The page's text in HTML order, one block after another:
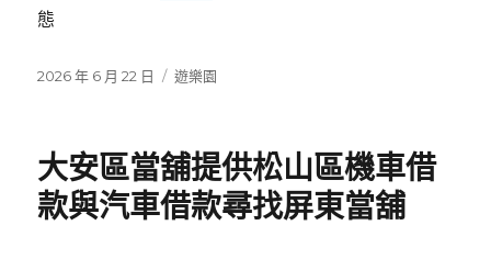
態
發
2026 年 6 月 22 日
分
遊樂園
大安區當舖提供松山區機車借
款與汽車借款尋找屏東當舖